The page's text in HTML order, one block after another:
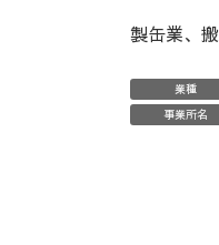
製缶業、
業種
事業所名